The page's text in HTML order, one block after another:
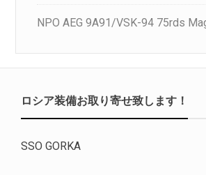
NPO AEG 9A91/VSK-94 75rds
ロシア装備お取り寄せ致します！
SSO GORKA